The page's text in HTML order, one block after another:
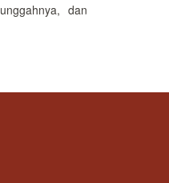
dan